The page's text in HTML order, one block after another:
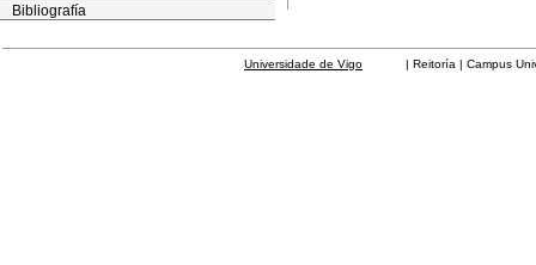
Bibliografía
Universidade de Vigo | Reitoría | Campus